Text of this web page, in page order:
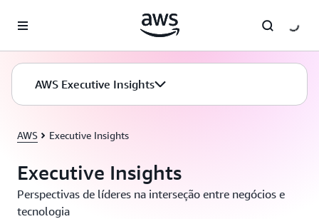
Pular para o conteúdo principal
AWS Executive Insights
AWS Executive Insights
Executive Insights
Perspectivas de líderes na interseção entre negócios e
tecnologia